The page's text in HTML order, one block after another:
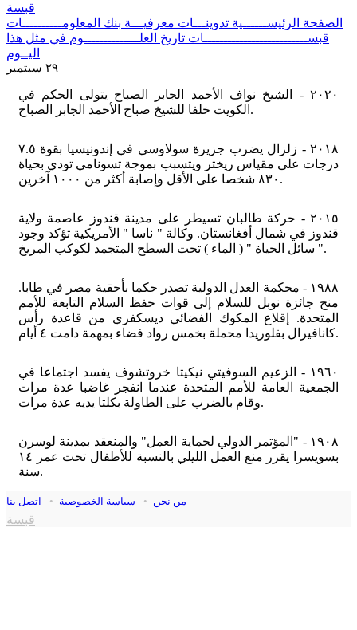
قبسة
الصفحة الرئيســــــية تدوينـــات معرفيـــة بنك المعلومــــــــــات
قبســــــــــــــــــــــــــات تاريخ العلــــــــــــــوم في مثل هذا
اليــوم
٢٩ سبتمبر
٢٠٢٠ - الشيخ نواف الأحمد الجابر الصباح يتولى الحكم في
الكويت خلفا للشيخ صباح الأحمد الجابر الصباح.
٢٠١٨ - زلزال يضرب جزيرة سولاوسي في إندونيسيا بقوة ٧.٥
درجات على مقياس ريختر ويتسبب بموجة تسونامي تودي بحياة
٨٣٠ شخصا على الأقل وإصابة أكثر من ١٠٠٠ آخرين.
٢٠١٥ - حركة طالبان تسيطر على مدينة قندوز عاصمة ولاية
قندوز في شمال أفغانستان. وكالة " ناسا " الأمريكية تؤكد وجود
" سائل الحياة " ( الماء ) تحت السطح المتجمد لكوكب المريخ.
١٩٨٨ - محكمة العدل الدولية تصدر حكما بأحقية مصر في طابا.
منح جائزة نوبل للسلام إلى قوات حفظ السلام التابعة للأمم
المتحدة. إقلاع المكوك الفضائي ديسكفري من قاعدة رأس
كانافيرال بفلوريدا محملة بخمس رواد فضاء بمهمة دامت ٤ أيام.
١٩٦٠ - الزعيم السوفيتي نيكيتا خروتشوف يفسد اجتماعا في
الجمعية العامة للأمم المتحدة عندما انفجر غاضبا عدة مرات
وقام بالضرب على الطاولة بكلتا يديه عدة مرات.
١٩٠٨ - "المؤتمر الدولي لحماية العمل" والمنعقد بمدينة لوسرن
بسويسرا يقرر منع العمل الليلي بالنسبة للأطفال تحت عمر ١٤
سنة.
من نحن • سياسة الخصوصية • اتصل بنا
قبسة